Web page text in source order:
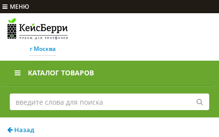
МЕНЮ
г Москва
КАТАЛОГ ТОВАРОВ
Назад